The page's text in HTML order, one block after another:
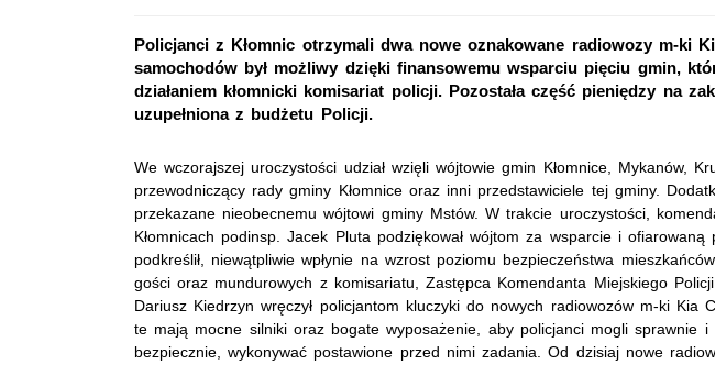
Policjanci z Kłomnic otrzymali dwa nowe oznakowane radiowozy m-ki
samochodów był możliwy dzięki finansowemu wsparciu pięciu gmin,
działaniem kłomnicki komisariat policji. Pozostała część pieniędzy na
uzupełniona z budżetu Policji.
We wczorajszej uroczystości udział wzięli wójtowie gmin Kłomnice, Mykanów,
przewodniczący rady gminy Kłomnice oraz inni przedstawiciele tej gminy.
przekazane nieobecnemu wójtowi gminy Mstów. W trakcie uroczystości,
Kłomnicach podinsp. Jacek Pluta podziękował wójtom za wsparcie i
podkreślił, niewątpliwie wpłynie na wzrost poziomu bezpieczeństwa
gości oraz mundurowych z komisariatu, Zastępca Komendanta Miejskiego
Dariusz Kiedrzyn wręczył policjantom kluczyki do nowych radiowozów m-ki Kia
te mają mocne silniki oraz bogate wyposażenie, aby policjanci mogli sprawnie i
bezpiecznie, wykonywać postawione przed nimi zadania. Od dzisiaj nowe